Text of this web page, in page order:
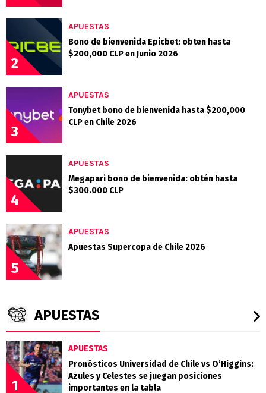
2
APUESTAS
Bono de bienvenida Epicbet: obten hasta
$200,000 CLP en Junio 2026
3
APUESTAS
Tonybet bono de bienvenida hasta $200,000
CLP en Chile 2026
4
APUESTAS
Megapari bono de bienvenida: obtén hasta
$300.000 CLP
5
APUESTAS
Apuestas Supercopa de Chile 2026
APUESTAS
1
APUESTAS
Pronósticos Universidad de Chile vs O’Higgins:
Azules y Celestes se juegan posiciones
importantes en la tabla